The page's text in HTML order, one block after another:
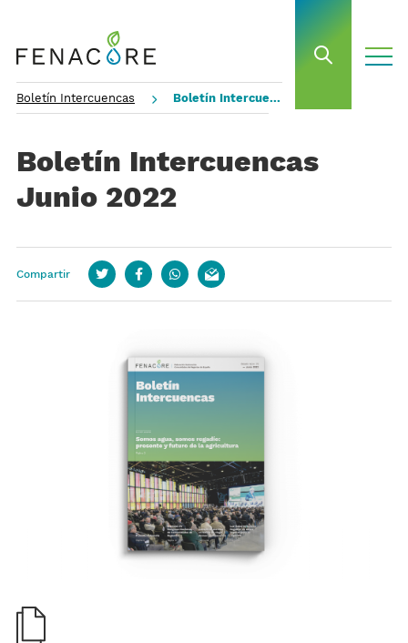
open
Boletín Intercuencas Boletín Intercuencas Junio 2022
Boletín Intercuencas
Junio 2022
Compartir TwitterFacebookwhatsapp
email